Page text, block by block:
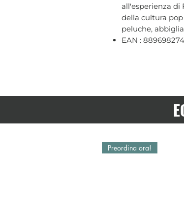
all'esperienza di
della cultura
peluche,
EAN :
Preordina ora!